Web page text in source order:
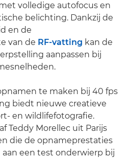
volledige autofocus en
belichting. Dankzij de
en de
van de RF-vatting kan de
aanpassen bij
te maken bij 40 fps
biedt nieuwe creatieve
en wildlifefotografie.
Teddy Morellec uit Parijs
die de opnameprestaties
aan een test onderwierp bij